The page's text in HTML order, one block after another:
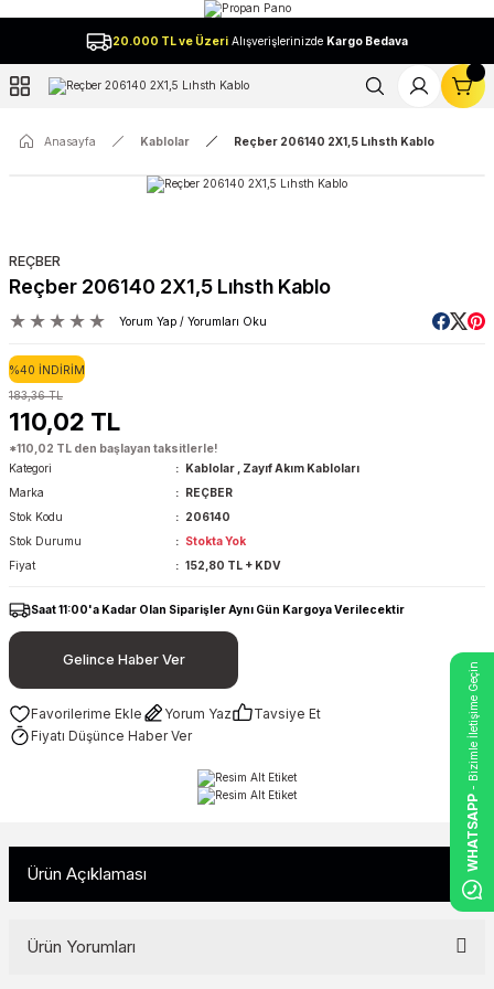
20.000 TL ve Üzeri Alışverişlerinizde Kargo Bedava
Anasayfa Kablolar Reçber 206140 2X1,5 Lıhsth Kablo
REÇBER
Reçber 206140 2X1,5 Lıhsth Kablo
Yorum Yap / Yorumları Oku
%40 İNDİRİM
183,36 TL
110,02 TL
*110,02 TL den başlayan taksitlerle!
Kategori
Kablolar
Zayıf Akım Kabloları
Marka
REÇBER
Stok Kodu
206140
Stok Durumu
Stokta Yok
Fiyat
152,80 TL + KDV
Saat 11:00'a Kadar Olan Siparişler Aynı Gün Kargoya Verilecektir
Gelince Haber Ver
Yorum Yaz
Tavsiye Et
Fiyatı Düşünce Haber Ver
Ürün Açıklaması
Ürün Yorumları
WHATSAPP
- Bizimle İletişime Geçin